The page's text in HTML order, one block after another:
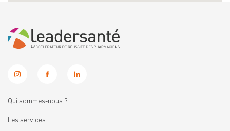
Qui sommes-nous ?
Les services